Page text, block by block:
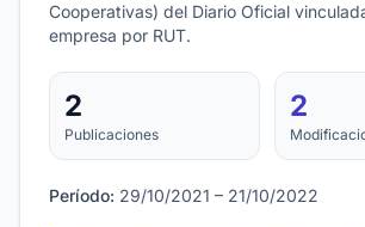
Cooperativas) del Diario Oficial
empresa por RUT.
2
Publicaciones
2
Período: 29/10/2021 – 21/10/2022